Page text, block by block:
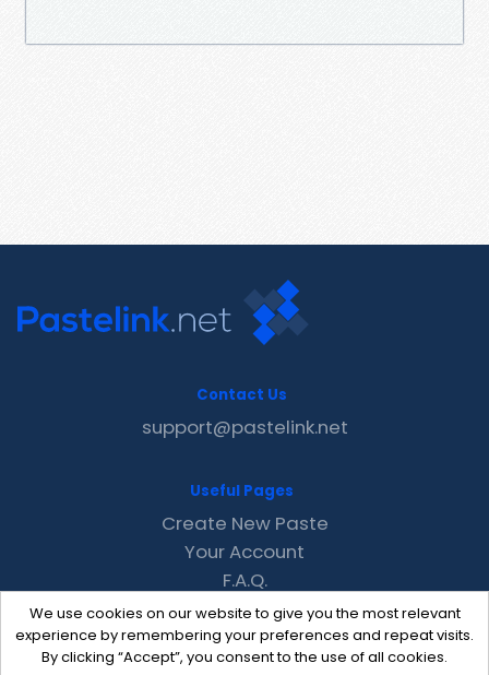
We use cookies on our website to give you the most relevant
experience by remembering your preferences and repeat visits.
By clicking “Accept”, you consent to the use of all cookies.
Contact Us
support@pastelink.net
Useful Pages
Create New Paste
Your Account
F.A.Q.
Recent
Contact